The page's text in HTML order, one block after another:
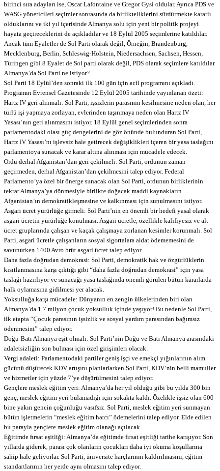
birinci sıra adayları ise, Oscar Lafontaine ve Gregor Gysi oldular. Ayrıca PDS ve
WASG yöneticileri seçimler sonrasında da birlikteliklerini sürdürmekte kararlı
olduklarını ve iki yıl içerisinde Almanya solu için yeni bir politik projeyi
hayata geçireceklerini de açıkladılar ve 18 Eylül 2005 seçimlerine katıldılar.
Ancak tüm Eyaletler de Sol Parti olarak değil, Örneğin, Brandenburg,
Mecklenburg, Berlin, Schleswig-Holstein, Niedersachsen, Sachsen, Hessen,
Türingen gibi 8 Eyalet de Sol parti olarak değil, PDS olarak seçimlere katıldılar.
Almanya’da Sol Parti ne istiyor?
Sol Parti 18 Eylül’den sonraki ilk 100 gün için acil programını açıkladı.
Programın Evrensel Gazetesinde 12 Eylül 2005 tarihinde yayınlanan özeti:
Hartz IV geri alınmalı: Sol Parti, işsizlerin parasının kesilmesine neden olan, her
türlü işi yapmaya zorlayan, evlerinden taşınmaya neden olan Hartz IV
Yasası’nın geri alınmasını istiyor. 18 Eylül genel seçimlerinden sonra
parlamentodaki olası güç dengelerini de göz önünde bulunduran Sol Parti,
Hartz IV Yasası’nı işlevsiz hale getirecek değişiklikleri içeren bir yasa taslağını
parlamentoya sunacak ve karar altına alınması için mücadele edecek.
Ordu derhal Afganistan’dan geri çekilmeli: Sol Parti, ordunun zaman
geçirmeden, derhal Afganistan’dan çekilmesini talep ediyor. Federal
Parlamento’ya özel bir önerge sunacak olan Sol Parti, ordunun birliklerinin
tekrar Almanya’ya dönmesiyle birlikte doğacak maddi kaynakların
Afganistan’ın demokratikleşmesine ve kalkınması için sunulmasını istiyor.
Asgari ücret yürürlüğe girmeli: Sol Parti’nin en önemli bir hedefi yasal olarak
asgari ücretin yürürlüğe konulması. Asgari ücretle, özellikle kalifiyesiz ve alt
ücret gruplarında çalışan ve kaçak çalışmaya zorlanan kesimler korunmalı. Sol
Parti, asgari ücretle çalışanların sosyal sigortalara aidat ödememesini de
savunurken 1400 Avro brüt asgari ücret talep ediyor.
Daha fazla doğrudan demokrasi: Sol Parti, demokratik hak ve özgürlüklerin
kısıtlanmasına karşı çıktığı gibi “daha fazla doğrudan demokrasi” için yasa
taslağı hazırlıyor ve sunacağı yasa taslağında önemli görülen bütün kararlarda
halk oylamasına gidilmesi yer alacak.
Yoksulluğa karşı mücadele: Dünyanın en zengin ülkelerinden biri olan
Almanya’da 1.7 milyon çocuk yoksulluk içinde yaşıyor! Bu nedenle Sol Parti,
ilk etapta “Çocuk parasının işsizlik ve sosyal yardım parasından bağımsız
ödenmesini” talep ediyor.
Doğu-Batı Almanya eşit olmalı: Sol Parti’nin Doğu ve Batı Almanya arasındaki
adaletsizliğin son bulması için özel girişimleri olacak.
Vergi adaleti: Parlamentodaki partiler geniş işçi ve emekçi yığınlarının alım
gücünü düşürecek KDV artışını planlarlarken Sol Parti, KDV’nin belli mamuller
ve hizmetler için yüzde 7’ye düşürülmesini talep ediyor.
Gençlere meslek eğitim yeri: Almanya’da her yıl olduğu gibi bu yılda 300 bin
genç, meslek eğitim yeri bulamadığı için sokakta kaldı. Özelikle işsiz olan 600
bine yakın gencin çoğunluğu vasıfsız. Sol Parti, meslek eğitim yeri sunmayan
bütün işletmelerin “meslek eğitim harcı” ödemelerini talep ediyor. Elde edilen
bu parayla gençlere meslek eğitim olanağı açılacak.
Eğitimde fırsat eşitliği: Almanya’da eğitimde fırsat eşitliği tarihe karışıyor. Son
yıllarda giderek, parası çok olanların çocukları daha iyi okuma koşullarına
sahip hale geliyorlar. Sol Parti, üniversite harçlarının kaldırılmasını, eğitim
standartlarının her yerde aynı olmasını talep ediyor.